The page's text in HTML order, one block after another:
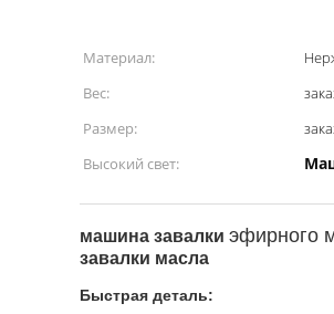
Материал:
Вес:
Размер:
Высокий свет:
машина завалки эфирного
завалки масла
Быстрая деталь: